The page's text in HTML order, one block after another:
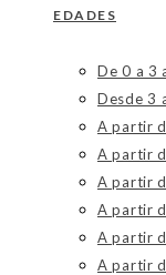
EDADES
De 0 a 3
Desde 3
A partir
A partir
A partir
A partir
A partir
A partir